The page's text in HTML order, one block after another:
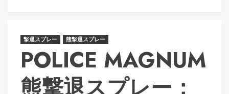
撃退スプレー 熊撃退スプレー
POLICE MAGNUM
熊撃退スプレー：